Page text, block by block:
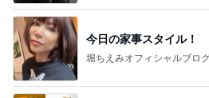
今日の家事スタイル！
堀ちえみオフィシャルブロ